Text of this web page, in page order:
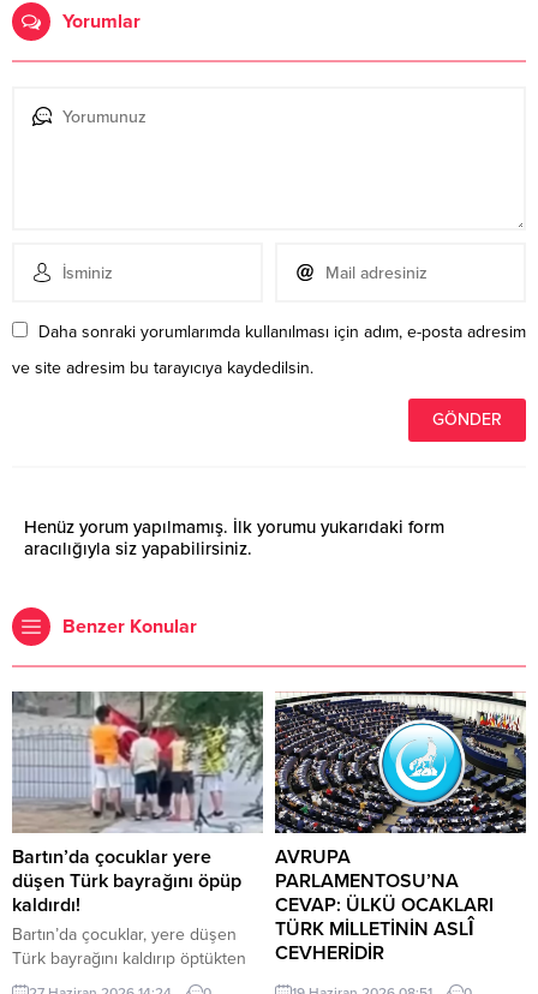
Yorumlar
Daha sonraki yorumlarımda kullanılması için adım, e-posta adresim
ve site adresim bu tarayıcıya kaydedilsin.
Henüz yorum yapılmamış. İlk yorumu yukarıdaki form
aracılığıyla siz yapabilirsiniz.
Benzer Konular
Bartın’da çocuklar yere
düşen Türk bayrağını öpüp
kaldırdı!
Bartın’da çocuklar, yere düşen
Türk bayrağını kaldırıp öptükten
sonra gelen itfaiye ekiplerinin de
AVRUPA
PARLAMENTOSU’NA
CEVAP: ÜLKÜ OCAKLARI
TÜRK MİLLETİNİN ASLÎ
CEVHERİDİR
MHP milletvekili Prof. Dr. İlyas